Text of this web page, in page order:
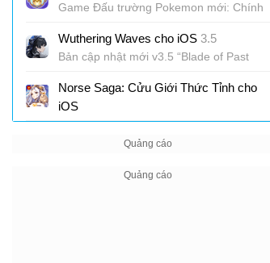
Game Đấu trường Pokemon mới: Chính
Wuthering Waves cho iOS 3.5
Bản cập nhật mới v3.5 “Blade of Past
Norse Saga: Cửu Giới Thức Tỉnh cho
iOS
Game MMORPG 3D fantasy thế giới Bắc